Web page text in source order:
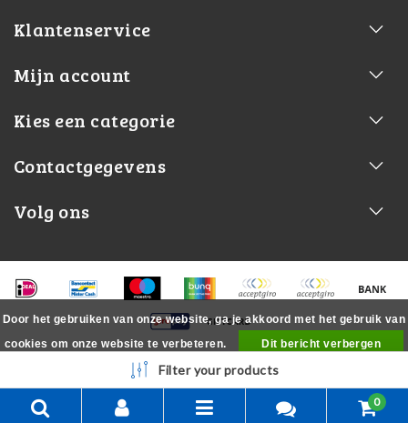
Klantenservice
Mijn account
Kies een categorie
Contactgegevens
Volg ons
Filter your products
0
Door het gebruiken van onze website, ga je akkoord met het gebruik van
cookies om onze website te verbeteren.
Dit bericht verbergen
Meer over cookies »